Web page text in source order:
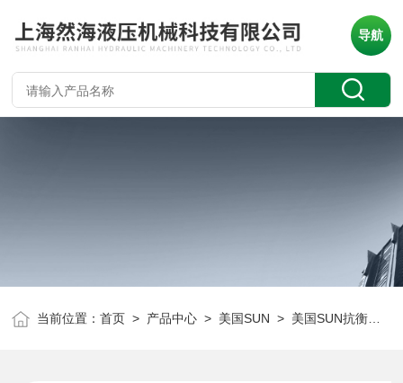
导航
当前位置：首页 > 产品中心 > 美国SUN > 美国SUN抗衡阀